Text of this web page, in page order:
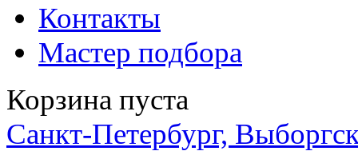
Контакты
Мастер подбора
Корзина пуста
Санкт-Петербург,